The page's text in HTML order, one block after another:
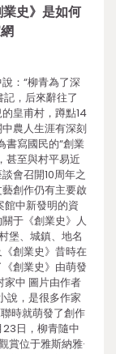
史》是如何
：“柳青為了深
，后來辭往了
皇甫村，蹲點14
農人生涯有深刻
書寫國民的“創業
甚至與村平易近
會召開10周年之
創作仍有主要啟
中新發明的資
于《創業史》人
堡、城鎮、地名
創業史》昔時在
創業史》由萌發
家中 圖片由作者
說，是很多作家
時就萌發了創作
23日，柳青隨中
賞位于雅斯納雅·